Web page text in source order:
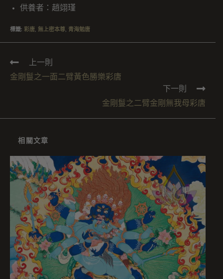
供養者：趙翊瑾
標籤: 彩唐 無上密本尊 青海勉唐
上一則
金剛鬘之一面二臂黃色勝樂彩唐
下一則
金剛鬘之二臂金剛無我母彩唐
相關文章